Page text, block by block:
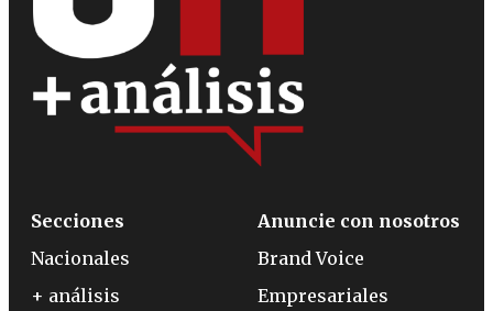
Secciones
Nacionales
+ análisis
Anuncie con nosotros
Brand Voice
Empresariales